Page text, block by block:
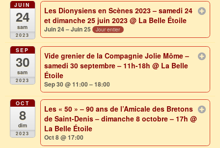
JUIN
24
sam
2023
Les Dionysiens en Scènes 2023 – samedi 24
et dimanche 25 juin 2023@ La Belle Étoile
Juin 24 – Juin 25 Jour entier
SEP
30
sam
2023
Vide grenier de la Compagnie Jolie Môme –
samedi 30 septembre – 11h-18h@ La Belle
Étoile
Sep 30 @ 11:00 – 18:00
OCT
8
dim
2023
Les « 50 » – 90 ans de l’Amicale des Bretons
de Saint-Denis – dimanche 8 octobre – 17h@
La Belle Étoile
Oct 8 @ 17:00